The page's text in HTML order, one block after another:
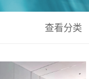
查看分类